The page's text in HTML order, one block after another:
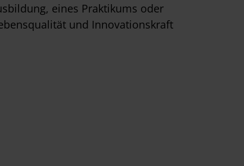
eines Praktikums oder
und Innovationskraft